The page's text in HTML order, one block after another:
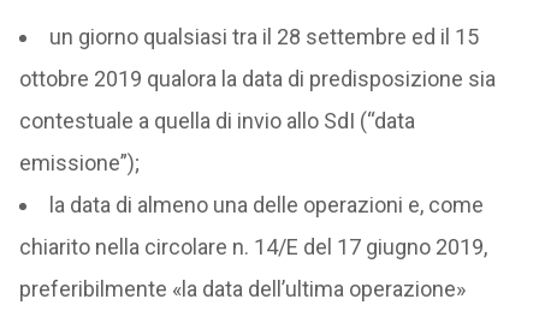
un giorno qualsiasi tra il 28 settembre ed il 15
ottobre 2019 qualora la data di predisposizione sia
contestuale a quella di invio allo SdI (“data
emissione”);
la data di almeno una delle operazioni e, come
chiarito nella circolare n. 14/E del 17 giugno 2019,
preferibilmente «la data dell’ultima operazione»